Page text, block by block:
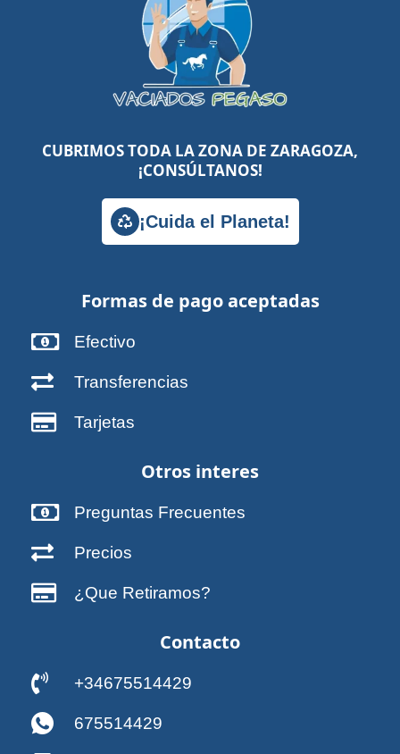
CUBRIMOS TODA LA ZONA DE ZARAGOZA,
¡CONSÚLTANOS!
¡Cuida el Planeta!
Formas de pago aceptadas
Efectivo
Transferencias
Tarjetas
Otros interes
Preguntas Frecuentes
Precios
¿Que Retiramos?
Contacto
+34675514429
675514429